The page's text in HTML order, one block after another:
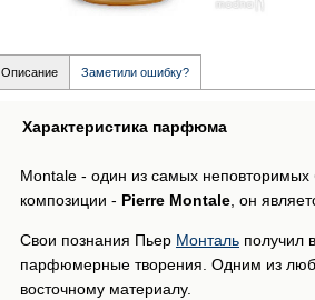
Описание Заметили ошибку?
Характеристика парфюма
Montale - один из самых
композиции - Pierre Montale , он
Свои познания Пьер Монталь получил
парфюмерные творения. Одним из
восточному материалу.